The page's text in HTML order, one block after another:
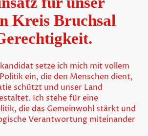
Kreis Bruchsal
setze ich mich mit vollem
ein, die den Menschen dient,
schützt und unser Land
Ich stehe für eine
die das Gemeinwohl stärkt und
Verantwortung miteinander